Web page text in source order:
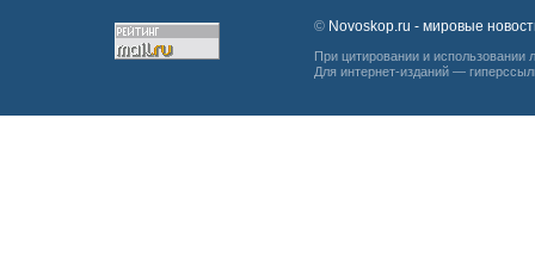
© Novoskop.ru - мировые
При цитировании и
Для интернет-изданий —